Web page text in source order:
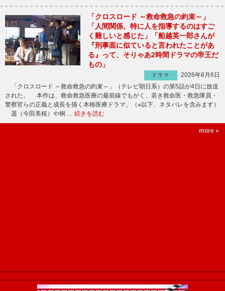
「クロスロード ～救命救急の約束～」
「人間関係、特に人を指導するのはすご
く難しいと感じた」「船越英一郎さんが
『刑事面に似ていると言われたことがあ
る』って、そりゃあ2時間ドラマの帝王だ
もの」
ドラマ
2026年8月6日
「クロスロード ～救命救急の約束～」（テレビ朝日系）の第5話が4日に放送
された。 本作は、救命救急医療の最前線でもがく、若き救命医・救急隊員・
警察官らの正義と成長を描く本格医療ドラマ。（※以下、ネタバレを含みます）
遥（今田美桜）や桐 … 続きを読む
more »